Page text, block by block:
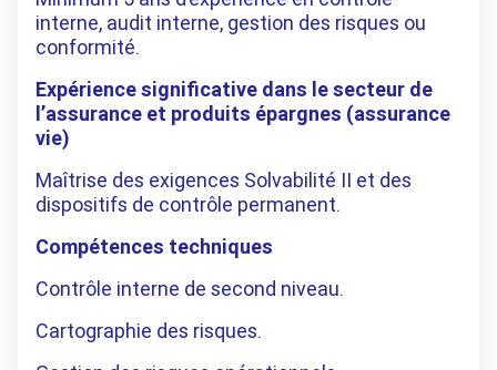
interne, audit interne, gestion des risques ou
conformité.
Expérience significative dans le secteur de
l’assurance et produits épargnes (assurance
vie)
Maîtrise des exigences Solvabilité II et des
dispositifs de contrôle permanent.
Compétences techniques
Contrôle interne de second niveau.
Cartographie des risques.